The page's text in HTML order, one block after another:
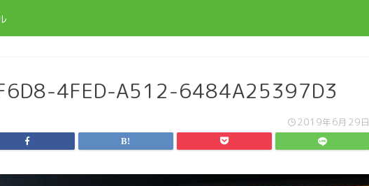
4FED-A512-6484A25397D3
2019年6月29日